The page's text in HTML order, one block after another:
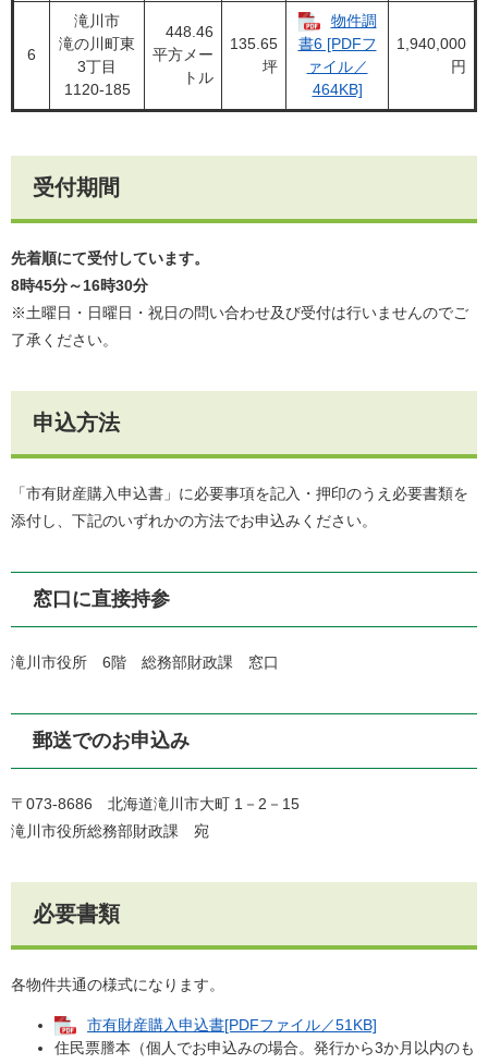
6
滝川市
滝の川町東
3丁目
1120-185
448.46
平方メー
トル
135.65
坪
物件調
書6 [PDFフ
ァイル／
464KB]
1,940,000
円
受付期間
先着順にて受付しています。
8時45分～16時30分
※土曜日・日曜日・祝日の問い合わせ及び受付は行いませんのでご
了承ください。
申込方法
「市有財産購入申込書」に必要事項を記入・押印のうえ必要書類を
添付し、下記のいずれかの方法でお申込みください。
窓口に直接持参
滝川市役所 6階 総務部財政課 窓口
郵送でのお申込み
〒073-8686 北海道滝川市大町 1－2－15
滝川市役所総務部財政課 宛
必要書類
各物件共通の様式になります。
市有財産購入申込書[PDFファイル／51KB]
住民票謄本（個人でお申込みの場合。発行から3か月以内のも